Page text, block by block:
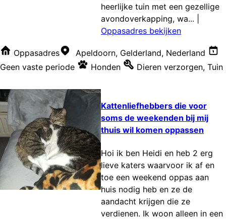
heerlijke tuin met een gezellige
avondoverkapping, wa...
Oppasadres bekijken
Oppasadres
Apeldoorn, Gelderland, Nederland
Geen vaste periode
Honden Dieren verzorgen, Tuin
Kattenliefhebbers die voor
soms de weekenden bij mij
thuis wil komen oppassen
Hoi ik ben Heidi en heb 2 erg
lieve katers waarvoor ik af en
toe een weekend oppas aan
huis nodig heb en ze de
aandacht krijgen die ze
verdienen. Ik woon alleen in een